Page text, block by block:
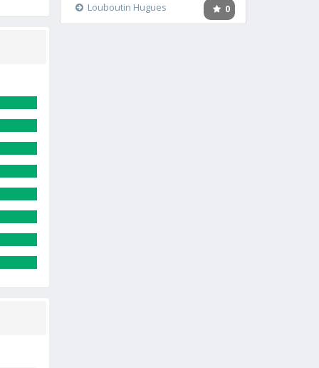
0
Louboutin Hugues